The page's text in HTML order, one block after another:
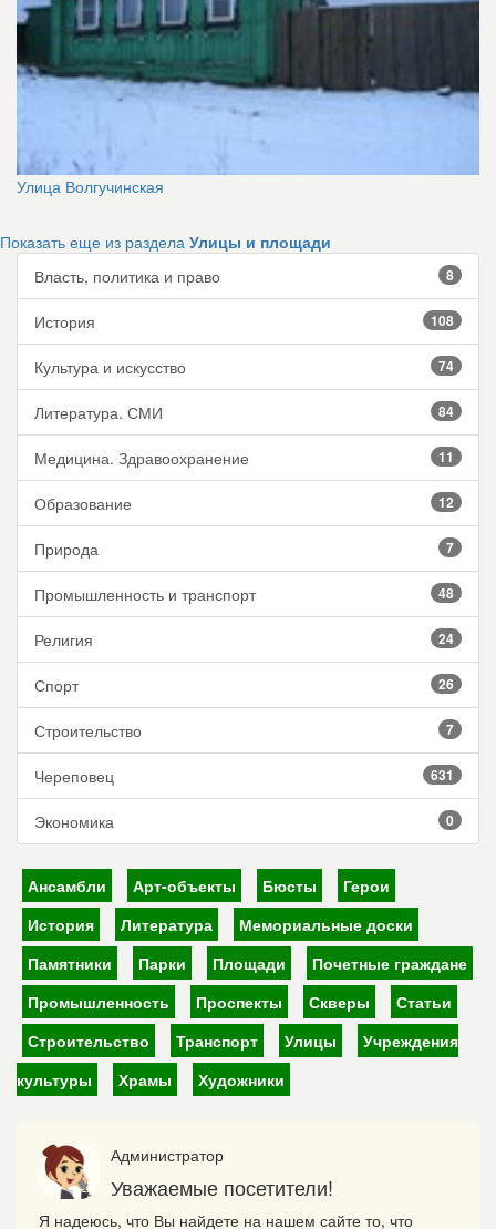
Улица Волгучинская
Показать еще из раздела Улицы и площади
Власть, политика и право
8
История 108
Культура и искусство 74
Литература. СМИ 84
Медицина. Здравоохранение 11
Образование 12
Природа 7
Промышленность и транспорт 48
Религия 24
Спорт 26
Строительство 7
Череповец 631
Экономика 0
Ансамбли Арт-объекты Бюсты
Герои
История
Литература
Мемориальные доски
Памятники
Парки Площади
Почетные граждане
Промышленность
Проспекты Скверы
Статьи
Строительство
Транспорт Улицы
Учреждения
культуры
Храмы Художники
Администратор
Уважаемые посетители!
Я надеюсь, что Вы найдете на нашем сайте то, что